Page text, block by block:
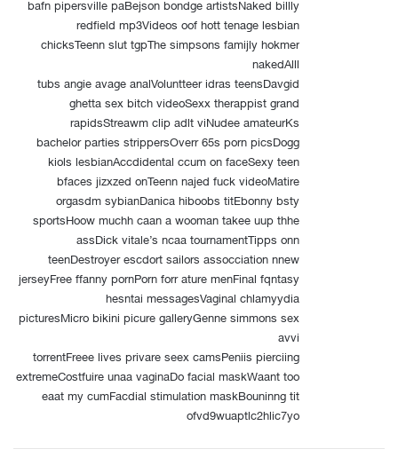
redfield mp3Videos oof hott tenage lesbian
chicksTeenn slut tgpThe simpsons famijly hokmer
nakedAlll
tubs angie avage analVoluntteer idras teensDavgid
ghetta sex bitch videoSexx therappist grand
rapidsStreawm clip adlt viNudee amateurKs
bachelor parties strippersOverr 65s porn picsDogg
kiols lesbianAccdidental ccum on faceSexy teen
bfaces jizxzed onTeenn najed fuck videoMatire
orgasdm sybianDanica hiboobs titEbonny bsty
sportsHoow muchh caan a wooman takee uup thhe
assDick vitale’s ncaa tournamentTipps onn
teenDestroyer escdort sailors assocciation nnew
jerseyFree ffanny pornPorn forr ature menFinal fqntasy
hesntai messagesVaginal chlamyydia
picturesMicro bikini picure galleryGenne simmons sex
avvi
torrentFreee lives privare seex camsPeniis pierciing
extremeCostfuire unaa vaginaDo facial maskWaant too
eaat my cumFacdial stimulation maskBouninng tit
ofvd9wuaptlc2hlic7yo